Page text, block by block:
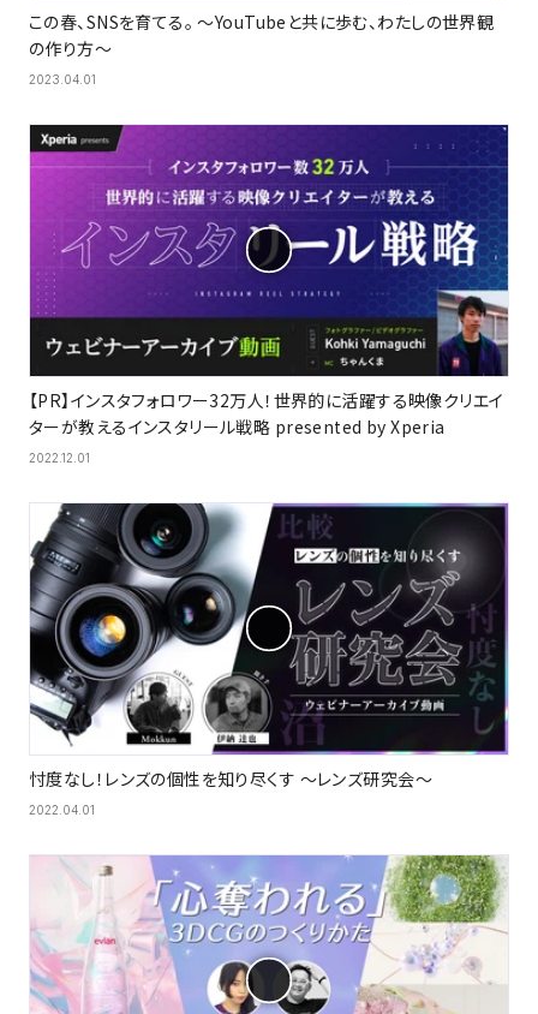
この春、SNSを育てる。 〜YouTubeと共に歩む、わたしの世界観
の作り方〜
2023.04.01
【PR】インスタフォロワー32万人！世界的に活躍する映像クリエイ
ターが教えるインスタリール戦略 presented by Xperia
2022.12.01
忖度なし！レンズの個性を知り尽くす 〜レンズ研究会〜
2022.04.01